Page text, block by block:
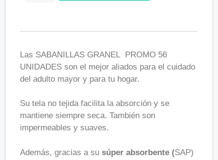
Las SABANILLAS GRANEL PROMO 56
UNIDADES son el mejor aliados para el cuidado
del adulto mayor y para tu hogar.
Su tela no tejida facilita la absorción y se
mantiene siempre seca. También son
impermeables y suaves.
Además, gracias a su súper absorbente (SAP)